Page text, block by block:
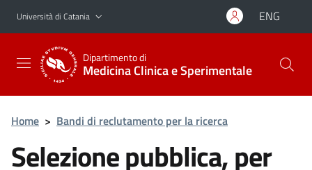
Vai al contenuto principale
Vai al menu di navigazione
Università di Catania ENG
Dipartimento di
Medicina Clinica e Sperimentale
Home > Bandi di reclutamento per la ricerca
Selezione pubblica, per